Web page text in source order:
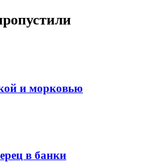
и морковью
в банки